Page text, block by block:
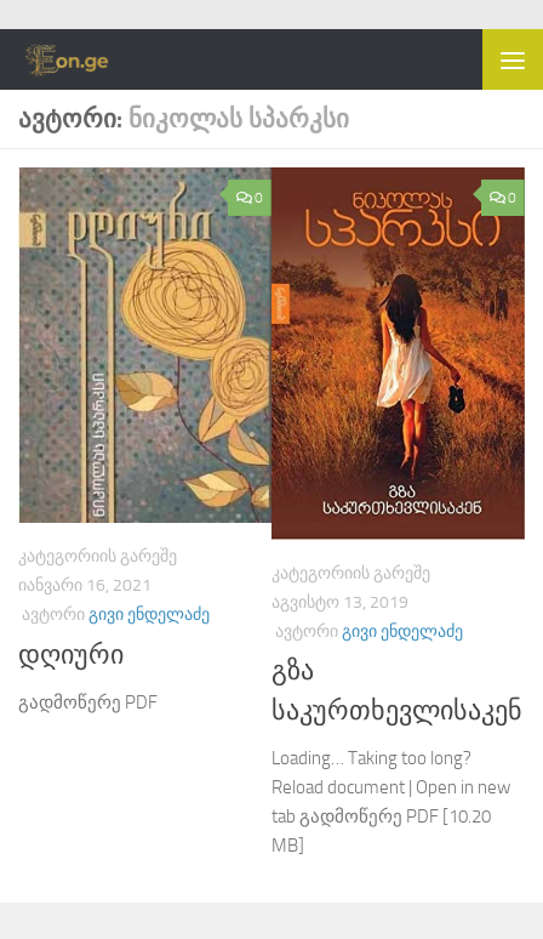
Skip to content
ᲐᲕᲢᲝᲠᲘ: ᲜᲘᲙᲝᲚᲐᲡ ᲡᲞᲐᲠᲙᲡᲘ
0
ᲙᲐᲢᲔᲒᲝᲠᲘᲘᲡ ᲒᲐᲠᲔᲨᲔ
ᲘᲐᲜᲕᲐᲠᲘ 16, 2021
ᲐᲕᲢᲝᲠᲘᲒᲘᲕᲘ ᲔᲜᲓᲔᲚᲐᲫᲔ
დღიური
გადმოწერე PDF
0
ᲙᲐᲢᲔᲒᲝᲠᲘᲘᲡ ᲒᲐᲠᲔᲨᲔ
ᲐᲒᲕᲘᲡᲢᲝ 13, 2019
ᲐᲕᲢᲝᲠᲘᲒᲘᲕᲘ ᲔᲜᲓᲔᲚᲐᲫᲔ
გზა
საკურთხევლისაკენ
Loading… Taking too long?
Reload document | Open in new
tab გადმოწერე PDF [10.20
MB]